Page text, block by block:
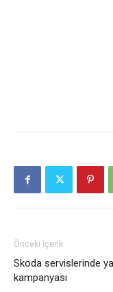
Önceki İçerik
Skoda servislerinde
kampanyası